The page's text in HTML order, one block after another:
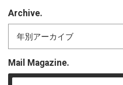
Archive.
Mail Magazine.